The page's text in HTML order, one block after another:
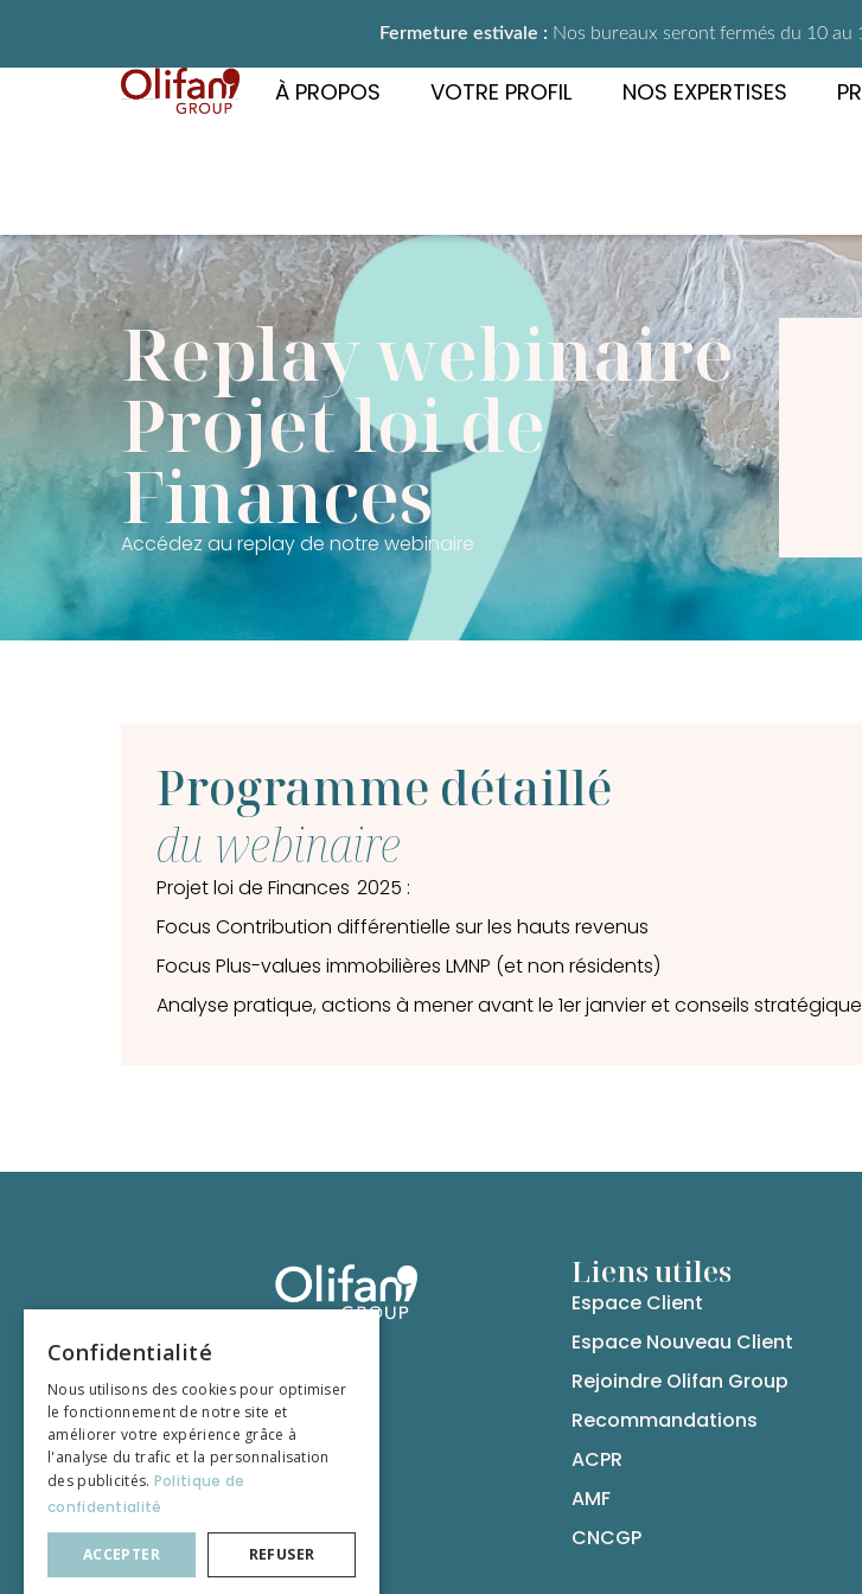
Fermeture estivale : Nos bureaux seront fermés du 10
À PROPOS VOTRE PROFIL NOS EXPERTISES
Replay webinaire
Projet loi de
Finances
Accédez au replay de notre webinaire
Programme détaillé
du webinaire
Projet loi de Finances 2025 :
Focus Contribution différentielle sur les hauts revenus
Focus Plus-values immobilières LMNP (et non résidents)
Analyse pratique, actions à mener avant le 1er janvier et conseils
Liens utiles
Espace Client
Espace Nouveau Client
Rejoindre Olifan Group
Recommandations
ACPR
AMF
CNCGP
Confidentialité
Nous utilisons des cookies pour optimiser
le fonctionnement de notre site et
améliorer votre expérience grâce à
l'analyse du trafic et la personnalisation
des publicités. Politique de
confidentialité
ACCEPTER REFUSER